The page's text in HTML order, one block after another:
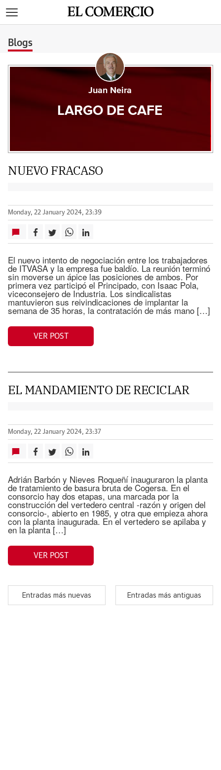
Blogs
Juan Neira
LARGO DE CAFE
NUEVO FRACASO
Monday, 22 January 2024, 23:39
El nuevo intento de negociación entre los trabajadores
de ITVASA y la empresa fue baldío. La reunión terminó
sin moverse un ápice las posiciones de ambos. Por
primera vez participó el Principado, con Isaac Pola,
viceconsejero de Industria. Los sindicalistas
mantuvieron sus reivindicaciones de implantar la
semana de 35 horas, la contratación de más mano […]
VER POST
EL MANDAMIENTO DE RECICLAR
Monday, 22 January 2024, 23:37
Adrián Barbón y Nieves Roqueñí inauguraron la planta
de tratamiento de basura bruta de Cogersa. En el
consorcio hay dos etapas, una marcada por la
construcción del vertedero central -razón y origen del
consorcio-, abierto en 1985, y otra que empieza ahora
con la planta inaugurada. En el vertedero se apilaba y
en la planta […]
VER POST
Entradas más nuevas Entradas más antiguas